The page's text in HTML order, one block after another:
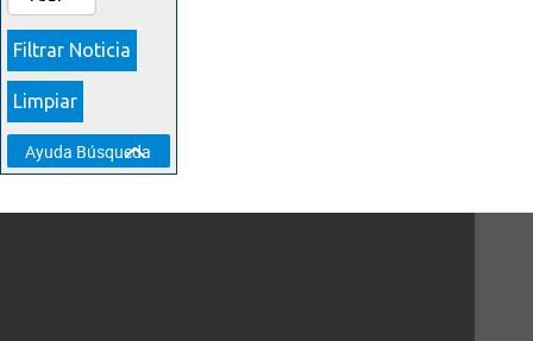
Show
Ayuda Búsqueda